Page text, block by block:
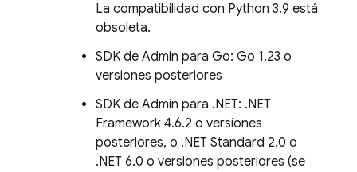
La compatibilidad con Python 3.9 está
obsoleta.
SDK de Admin para Go: Go 1.23 o
versiones posteriores
SDK de Admin para .NET: .NET
Framework 4.6.2 o versiones
posteriores, o .NET Standard 2.0 o
.NET 6.0 o versiones posteriores (se